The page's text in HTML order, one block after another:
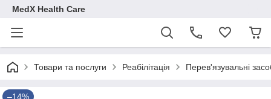
MedX Health Care
Товари та послуги Реабілітація Перев'язувальні
–14%